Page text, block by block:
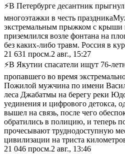
⚡В Петербурге десантник
многоэтажки в честь праздника
экстремальным прыжком с крыши
приземлился возле фонтана на
без каких-либо травм. Россия в
21 631 просм.2 авг., 15:27
⚡В Якутии спасатели ищут 76-
пропавшего во время
Пожилой мужчина по имени
леса Джабатмы на берегу реки
уединения и цифрового детокса,
вышел на связь, после чего
обратились в полицию, и теперь
прочесывают труднодоступную
цивилизации на триста
21 046 просм.2 авг., 13:46